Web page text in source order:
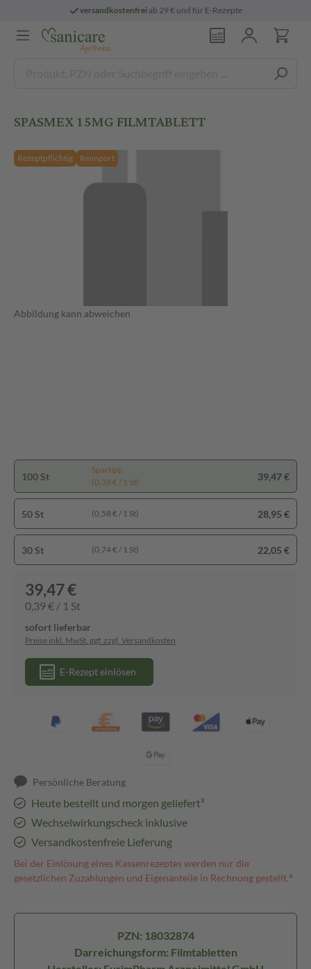
versandkostenfreiab 29 € und für E-Rezepte
SPASMEX 15MG FILMTABLETT
Rezeptpflichtig Reimport
Abbildung kann abweichen
100 St
Spartipp
(0,39 € / 1 St)
39,47 €
50 St (0,58 € / 1 St) 28,95 €
30 St (0,74 € / 1 St) 22,05 €
39,47 €
0,39 € / 1 St
sofort lieferbar
Preise inkl. MwSt. ggf. zzgl. Versandkosten
E-Rezept einlösen
Persönliche Beratung
Heute bestellt und morgen geliefert³
Wechselwirkungscheck inklusive
Versandkostenfreie Lieferung
Bei der Einlösung eines Kassenrezeptes werden nur die
gesetzlichen Zuzahlungen und Eigenanteile in Rechnung gestellt.⁴
PZN: 18032874
Darreichungsform: Filmtabletten